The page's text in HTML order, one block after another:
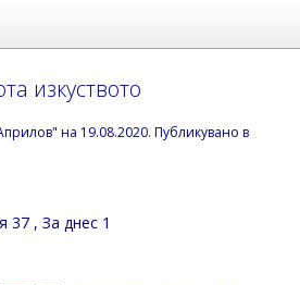
изкуcтвото
на 19.08.2020. Публикувано в
37 , За днес 1